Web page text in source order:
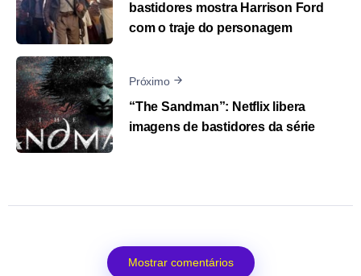
bastidores mostra Harrison Ford
com o traje do personagem
Próximo
“The Sandman”: Netflix libera
imagens de bastidores da série
Mostrar comentários